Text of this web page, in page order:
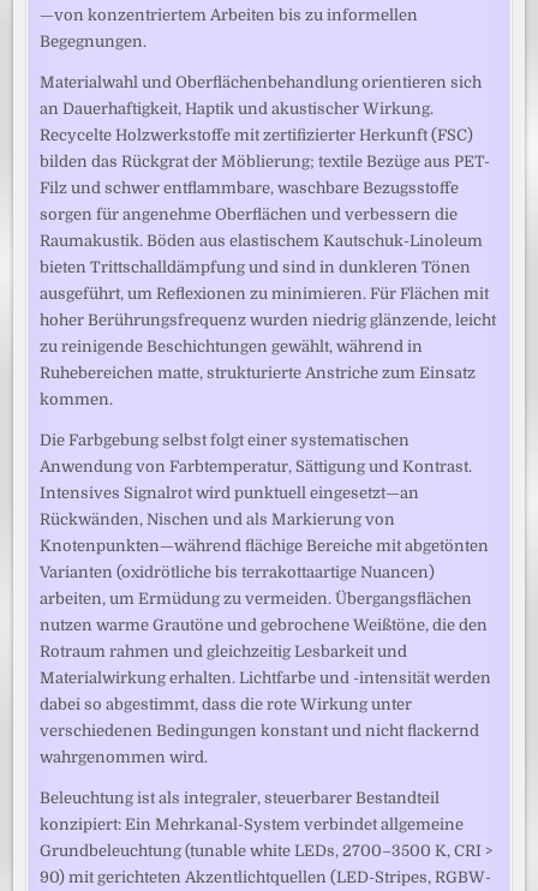
—von konzentriertem Arbeiten bis zu informellen
Begegnungen.
Materialwahl und Oberflächenbehandlung orientieren sich
an Dauerhaftigkeit, Haptik und akustischer Wirkung.
Recycelte Holzwerkstoffe mit zertifizierter Herkunft (FSC)
bilden das Rückgrat der Möblierung; textile Bezüge aus PET-
Filz und schwer entflammbare, waschbare Bezugsstoffe
sorgen für angenehme Oberflächen und verbessern die
Raumakustik. Böden aus elastischem Kautschuk-Linoleum
bieten Trittschalldämpfung und sind in dunkleren Tönen
ausgeführt, um Reflexionen zu minimieren. Für Flächen mit
hoher Berührungsfrequenz wurden niedrig glänzende, leicht
zu reinigende Beschichtungen gewählt, während in
Ruhebereichen matte, strukturierte Anstriche zum Einsatz
kommen.
Die Farbgebung selbst folgt einer systematischen
Anwendung von Farbtemperatur, Sättigung und Kontrast.
Intensives Signalrot wird punktuell eingesetzt—an
Rückwänden, Nischen und als Markierung von
Knotenpunkten—während flächige Bereiche mit abgetönten
Varianten (oxidrötliche bis terrakottaartige Nuancen)
arbeiten, um Ermüdung zu vermeiden. Übergangsflächen
nutzen warme Grautöne und gebrochene Weißtöne, die den
Rotraum rahmen und gleichzeitig Lesbarkeit und
Materialwirkung erhalten. Lichtfarbe und -intensität werden
dabei so abgestimmt, dass die rote Wirkung unter
verschiedenen Bedingungen konstant und nicht flackernd
wahrgenommen wird.
Beleuchtung ist als integraler, steuerbarer Bestandteil
konzipiert: Ein Mehrkanal-System verbindet allgemeine
Grundbeleuchtung (tunable white LEDs, 2700–3500 K, CRI >
90) mit gerichteten Akzentlichtquellen (LED-Stripes, RGBW-